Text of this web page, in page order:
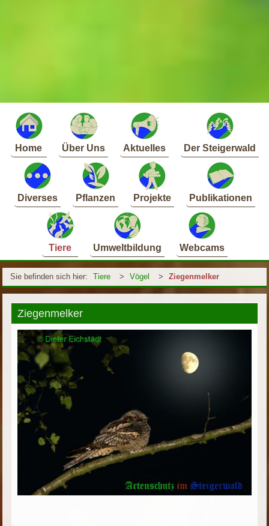
Home Über Uns Aktuelles Der Steigerwald
Diverses Pflanzen Projekte Publikationen
Tiere Umweltbildung Webcams
Sie befinden sich hier: Tiere > Vögel > Ziegenmelker
Ziegenmelker